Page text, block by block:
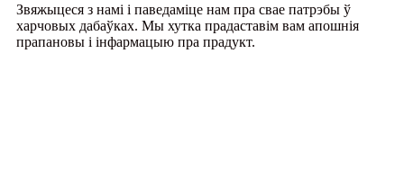
Звяжыцеся з намі і паведаміце нам пра свае патрэбы ў
харчовых дабаўках. Мы хутка прадаставім вам апошнія
прапановы і інфармацыю пра прадукт.